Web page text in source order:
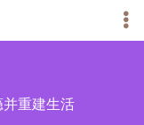
重建生活